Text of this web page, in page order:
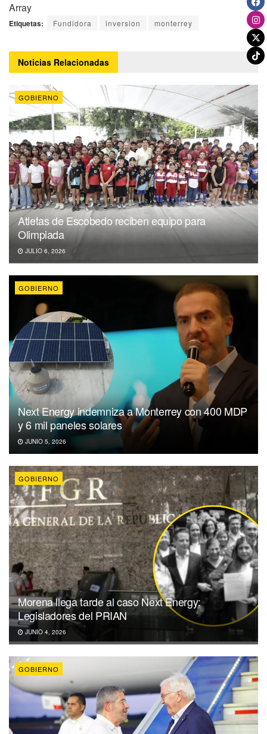
Array
Etiquetas: Fundidora inversion monterrey
Noticias Relacionadas
GOBIERNO
Atletas de Escobedo reciben equipo para
Olimpiada
JULIO 6, 2026
GOBIERNO
Next Energy indemniza a Monterrey con 400 MDP
y 6 mil paneles solares
JUNIO 5, 2026
GOBIERNO
Morena llega tarde al caso Next Energy:
Legisladores del PRIAN
JUNIO 4, 2026
GOBIERNO